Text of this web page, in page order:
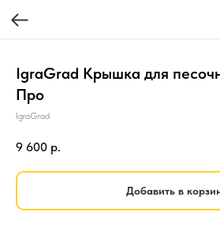
IgraGrad Крышка для
Про
IgraGrad
9 600 р.
Добавить в